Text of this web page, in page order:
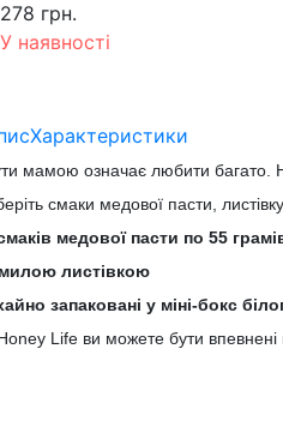
278 грн.
У наявності
Характеристики
мамою означає любити
смаки медової пасти,
медової пасти по 55
листівкою
запаковані у міні-бокс
Life ви можете бути впевнені